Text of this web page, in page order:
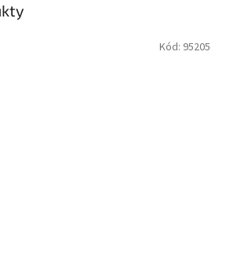
Kód: 95205